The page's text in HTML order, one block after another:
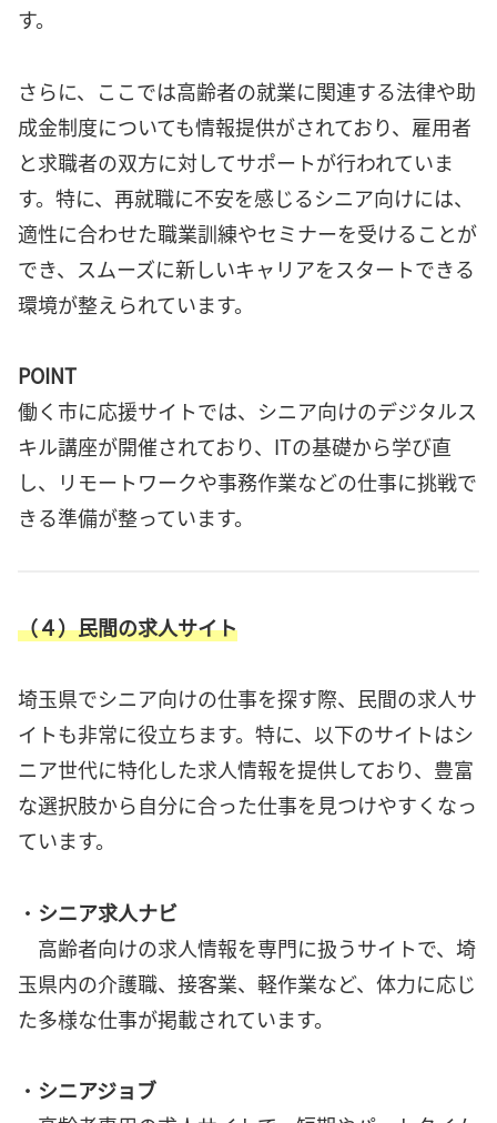
す。
さらに、ここでは高齢者の就業に関連する法律や助
成金制度についても情報提供がされており、雇用者
と求職者の双方に対してサポートが行われていま
す。特に、再就職に不安を感じるシニア向けには、
適性に合わせた職業訓練やセミナーを受けることが
でき、スムーズに新しいキャリアをスタートできる
環境が整えられています。
POINT
働く市に応援サイトでは、シニア向けのデジタルス
キル講座が開催されており、ITの基礎から学び直
し、リモートワークや事務作業などの仕事に挑戦で
きる準備が整っています。
（４）民間の求人サイト
埼玉県でシニア向けの仕事を探す際、民間の求人サ
イトも非常に役立ちます。特に、以下のサイトはシ
ニア世代に特化した求人情報を提供しており、豊富
な選択肢から自分に合った仕事を見つけやすくなっ
ています。
・ シニア求人ナビ
高齢者向けの求人情報を専門に扱うサイトで、埼
玉県内の介護職、接客業、軽作業など、体力に応じ
た多様な仕事が掲載されています。
・ シニアジョブ